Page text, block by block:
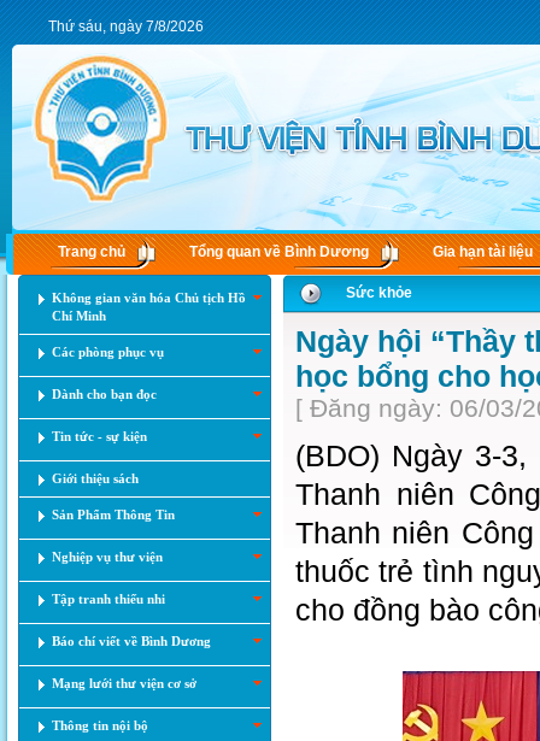
Thứ sáu, ngày 7/8/2026
Trang chủ Tổng quan về Bình Dương Gia hạn tài liệu
Không gian văn hóa Chủ tịch Hồ
Chí Minh
Các phòng phục vụ
Dành cho bạn đọc
Tin tức - sự kiện
Giới thiệu sách
Sản Phẩm Thông Tin
Nghiệp vụ thư viện
Tập tranh thiếu nhi
Báo chí viết về Bình Dương
Mạng lưới thư viện cơ sở
Thông tin nội bộ
Sức khỏe
Ngày hội “Thầy
học bổng cho
[ Đăng ngày: 06/03/
(BDO) Ngày 3-
Thanh niên
Thanh niên
thuốc trẻ tình
cho đồng bào